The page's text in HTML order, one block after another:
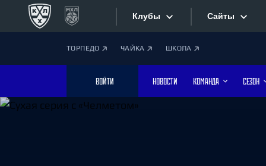
Клубы
Дивизион Боброва
Лада
Сайты
ТОРПЕДО ЧАЙКА ШКОЛА
ВОЙТИ НОВОСТИ КОМАНДА СЕЗОН